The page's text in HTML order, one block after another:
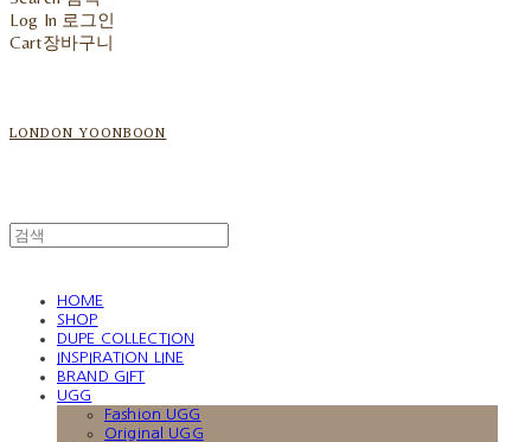
Log In 로그인
Cart장바구니
LONDON YOONBOON
HOME
SHOP
DUPE COLLECTION
INSPIRATION LINE
BRAND GIFT
UGG
Fashion UGG
Original UGG